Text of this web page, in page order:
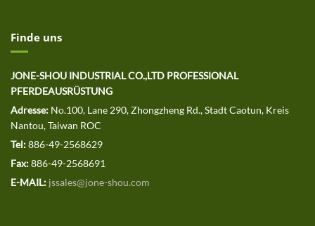
Finde uns
JONE-SHOU INDUSTRIAL CO.,LTD PROFESSIONAL
PFERDEAUSRÜSTUNG
Adresse: No.100, Lane 290, Zhongzheng Rd., Stadt Caotun, Kreis
Nantou, Taiwan ROC
Tel:886-49-2568629
Fax:886-49-2568691
E-MAIL: jssales@jone-shou.com